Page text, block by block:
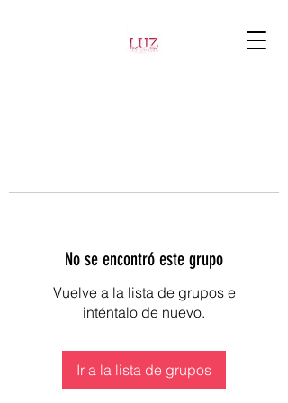
No se encontró este grupo
Vuelve a la lista de grupos e
inténtalo de nuevo.
Ir a la lista de grupos